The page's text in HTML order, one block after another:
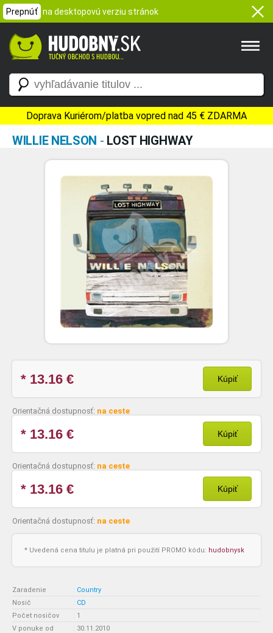
Prepnúť na desktopovú verziu stránok
Doprava Kuriérom/platba vopred nad 45 € ZDARMA
WILLIE NELSON - LOST HIGHWAY
* 13.16 € Kúpiť
Orientačná dostupnosť: na ceste
* 13.16 € Kúpiť
Orientačná dostupnosť: na ceste
* 13.16 € Kúpiť
Orientačná dostupnosť: na ceste
* Uvedená cena titulu je platná pri použití PROMO kódu: hudobnysk
Zaradenie : Country
Nosič
: CD
Počet nosičov
: 1
V ponuke od
: 30.11.2010